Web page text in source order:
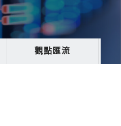
觀點匯流